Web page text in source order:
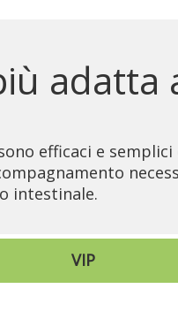
adatta
efficaci e
intestinale.
VIP